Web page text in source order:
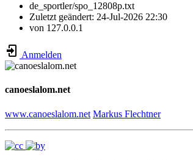
de_sportler/spo_12808p.txt
Zuletzt geändert: 24-Jul-2026 22:30
von 127.0.0.1
Anmelden
canoeslalom.net
www.canoeslalom.net Markus Flechtner